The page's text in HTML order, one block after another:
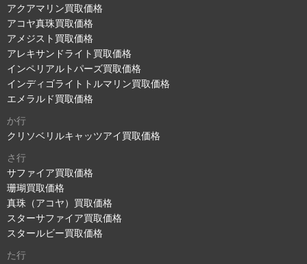
アクアマリン買取価格
アコヤ真珠買取価格
アメジスト買取価格
アレキサンドライト買取価格
インペリアルトパーズ買取価格
インディゴライトトルマリン買取価格
エメラルド買取価格
か行
クリソベリルキャッツアイ買取価格
さ行
サファイア買取価格
珊瑚買取価格
真珠（アコヤ）買取価格
スターサファイア買取価格
スタールビー買取価格
た行